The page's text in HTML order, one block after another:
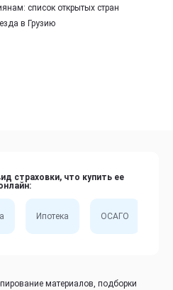
список открытых стран
в Грузию
страховки, что купить ее
Ипотека ОСАГО
материалов, подборки